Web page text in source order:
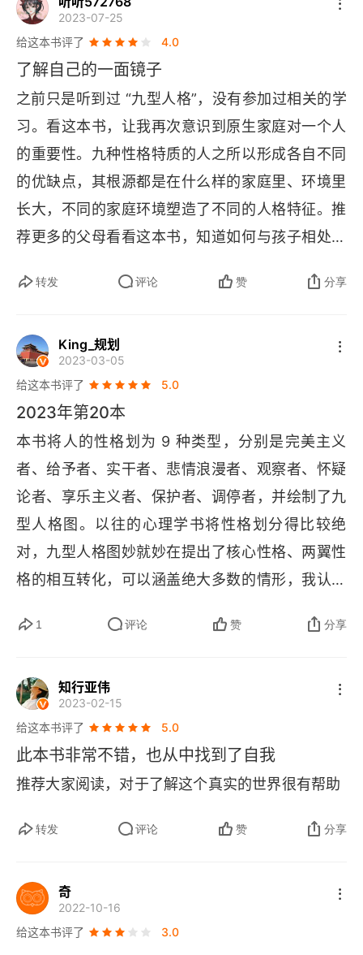
觉、情感、思想、技艺、计划和幻想等。完成这种
练习的方法有好几种，不过最初的体验都是从认识
你自己的习惯状态和那些占据你内心的固有特性开
始的。🚢妨碍人们认识性格类型的主要障碍，葛吉
夫称之为 “缓冲带”。他认为，我们每个人都把自己
性格上的负面特征隐藏在了一个精心构建的内在缓
冲系统中，或者称之为 “心理防御机制”。这种缓冲
带的存在，让我们无法看到自己性格中的真实力
量。我们依赖于心理防御机制来维持我们的自我
定作用和麻醉作用。
我们每人所拥有的本性与我
们所形成的性格是不同的，这是神圣心理学的基本
观点。本体被描述为 “个人自己拥有的”，是我们与
生俱来的潜质，而不是我们通过自身的教育、思想
和信仰获得的。在本体里，我们就像没有长大的孩
童：我们的思想、感情、直觉没有冲突；我们对周
围环境和他人都充满了信任；我们做出正确的动
作；我们毫不犹豫地去获得我们想要的东西。 🚢一
旦我们已经形成的性格开始弱化，我们就会听到一
醒了。重新找到我们与周围环境和其他人的本来关
们把成熟的性格和对本体的感应能力融合起来。
🚢
在自我学习的某个阶段，发现自己的主要特征是非
弱点，就像一根主心骨，我们所有的性格都围绕着
它形成。这些弱点是可以发现的，但是人们会
说：“荒唐，怎么可能！” 有的时候，这些弱点已经
让我们很快把它忘掉。
2023-07-25
给这本书评了
4.0
了解自己的一面镜子
之前只是听到过 “九型人格”，没有参加过相关的学
习。看这本书，让我再次意识到原生家庭对一个人
的重要性。九种性格特质的人之所以形成各自不同
的优缺点，其根源都是在什么样的家庭里、环境里
长大，不同的家庭环境塑造了不同的人格特征。推
荐更多的父母看看这本书，知道如何与孩子相处，
是用一生去治愈不幸童年的人。此书还让我更多地
深层次的原因是什么；在日常中该注意什么，调整
转发 评论 赞 分享
King_规划
2023-03-05
给这本书评了
5.0
2023年第20本
本书将人的性格划为 9 种类型，分别是完美主义
者、给予者、实干者、悲情浪漫者、观察者、怀疑
论者、享乐主义者、保护者、调停者，并绘制了九
型人格图。以往的心理学书将性格划分得比较绝
对，九型人格图妙就妙在提出了核心性格、两翼性
格的相互转化，可以涵盖绝大多数的情形，我认为
创新才能应对多元化的人格特征。此外，本书可以
字一样，本书也可以查询 9 种人格的各种特征，从
适合的环境、注意力、直接类型等方面都给出了详
细的解释，是一本心理学研究者的实用型工具书。
是为了让你能够指出他人的性格特征，而是为了减
理解他人，而不是从你自己的角度。
1 评论 赞 分享
知行亚伟
2023-02-15
给这本书评了
5.0
此本书非常不错，也从中找到了自我
推荐大家阅读，对于了解这个真实的世界很有帮助
转发 评论 赞 分享
奇
2022-10-16
给这本书评了
3.0